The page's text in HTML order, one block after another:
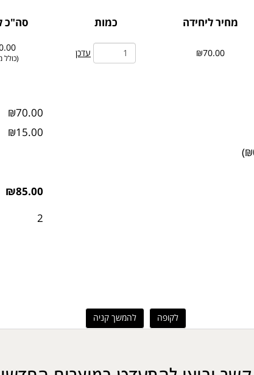
מחיר ליחידה כמות סה"כ
₪70.00 עדכן
(כולל
₪70.00
₪15.00
)
₪85.00
2
לקופה להמשך קניה